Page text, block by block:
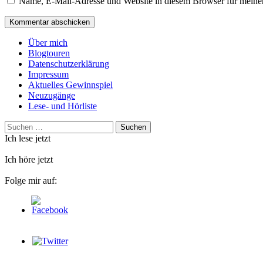
Über mich
Blogtouren
Datenschutzerklärung
Impressum
Aktuelles Gewinnspiel
Neuzugänge
Lese- und Hörliste
Suchen
nach:
Ich lese jetzt
Ich höre jetzt
Folge mir auf: